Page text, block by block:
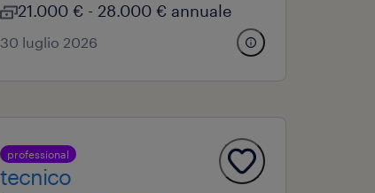
21.000 € - 28.000 € annuale
30 luglio 2026
professional
tecnico